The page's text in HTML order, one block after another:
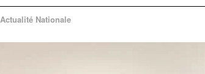
Actualité Nationale